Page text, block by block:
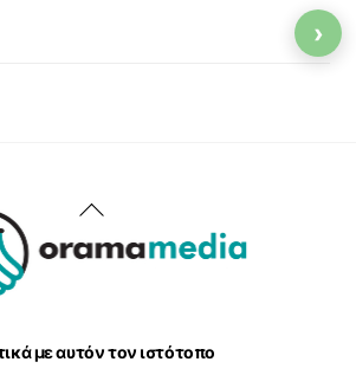
Back
To
με αυτόν τον ιστότοπο
›